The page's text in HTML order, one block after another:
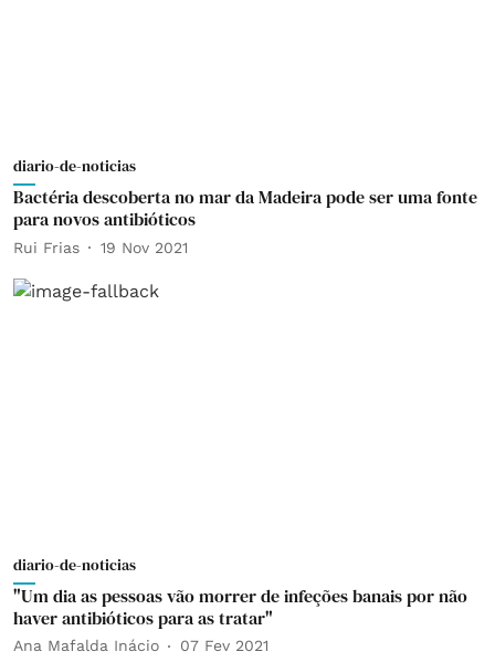
diario-de-noticias
Bactéria descoberta no mar da Madeira pode ser uma fonte
para novos antibióticos
Rui Frias 19 Nov 2021
diario-de-noticias
"Um dia as pessoas vão morrer de infeções banais por não
haver antibióticos para as tratar"
Ana Mafalda Inácio 07 Fev 2021